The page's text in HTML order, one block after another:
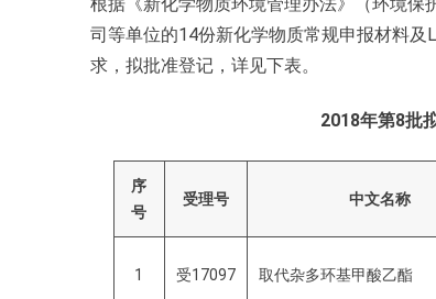
司等单位的14份新化学物质常规申报材料
求，拟批准登记，详见下表。
2018年第8批
序
号
受理号 中文名称
1 受17097 取代杂多环基甲酸乙酯